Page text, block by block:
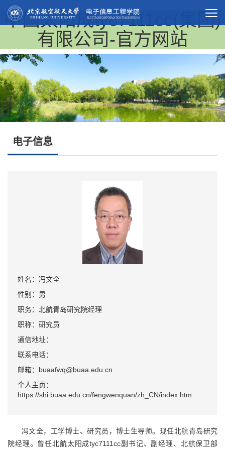
中国太阳成tyc7111cc(集团)
有限公司-官方网站
电子信息
姓名：冯文全
性别：男
职务：北航青岛研究院经理
职称：研究员
通信地址：
联系电话：
邮箱：buaafwq@buaa.edu.cn
个人主页：
https://shi.buaa.edu.cn/fengwenquan/zh_CN/index.htm
冯文全，工学博士、研究员，博士生导师。现任北航青岛研究
院经理。曾任北航太阳成tyc7111cc副书记、副经理、北航保卫部